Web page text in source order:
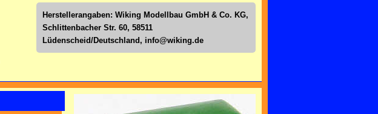
Herstellerangaben: Wiking Modellbau GmbH & Co. KG,
Schlittenbacher Str. 60, 58511
Lüdenscheid/Deutschland, info@wiking.de